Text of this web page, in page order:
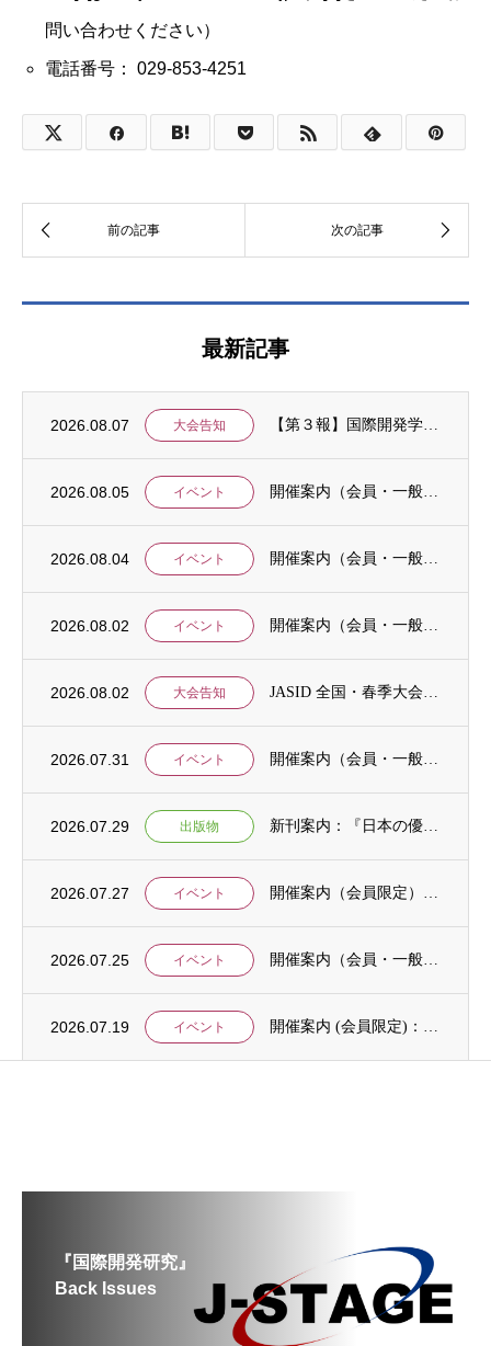
問い合わせください）
電話番号： 029-853-4251
最新記事
2026.08.07 大会告知
2026.08.05 イベント
2026.08.04 イベント
2026.08.02 イベント
2026.08.02 大会告知
2026.07.31 イベント
2026.07.29 出版物
2026.07.27 イベント
2026.07.25 イベント
2026.07.19 イベント
『国際開発研究』
Back Issues